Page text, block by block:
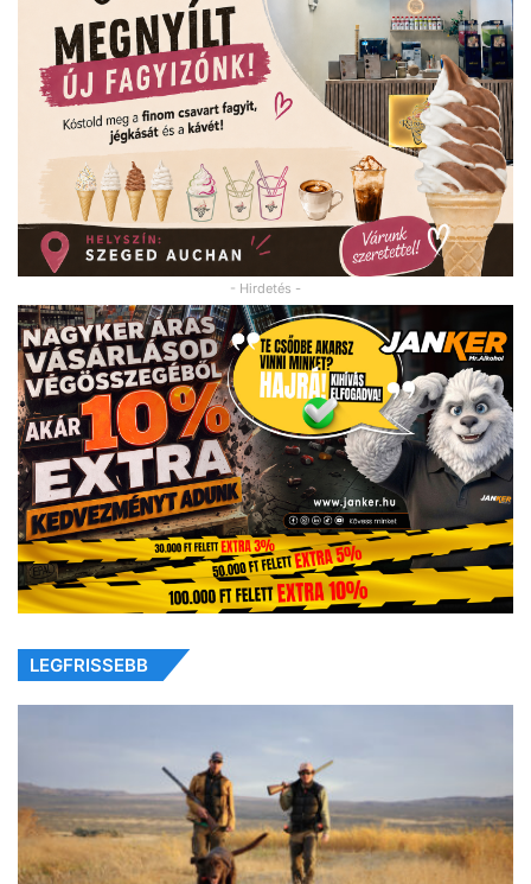
- Hirdetés -
LEGFRISSEBB